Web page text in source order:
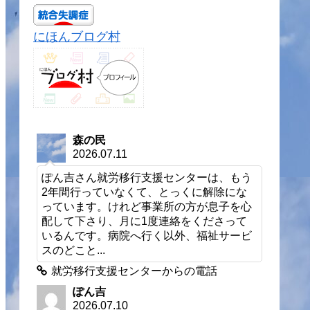
にほんブログ村
森の民
2026.07.11
ぽん吉さん就労移行支援センターは、もう
2年間行っていなくて、とっくに解除にな
っています。けれど事業所の方が息子を心
配して下さり、月に1度連絡をくださって
いるんです。病院へ行く以外、福祉サービ
スのどこと...
就労移行支援センターからの電話
ぽん吉
2026.07.10